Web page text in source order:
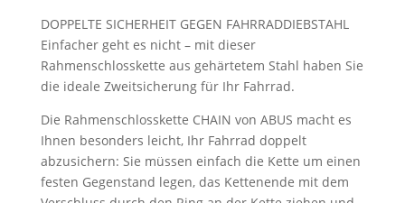
DOPPELTE SICHERHEIT GEGEN FAHRRADDIEBSTAHL
Einfacher geht es nicht – mit dieser
Rahmenschlosskette aus gehärtetem Stahl haben Sie
die ideale Zweitsicherung für Ihr Fahrrad.
Die Rahmenschlosskette CHAIN von ABUS macht es
Ihnen besonders leicht, Ihr Fahrrad doppelt
abzusichern: Sie müssen einfach die Kette um einen
festen Gegenstand legen, das Kettenende mit dem